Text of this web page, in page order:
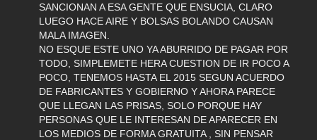
SANCIONAN A ESA GENTE QUE ENSUCIA, CLARO
LUEGO HACE AIRE Y BOLSAS BOLANDO CAUSAN
MALA IMAGEN.
NO ESQUE ESTE UNO YA ABURRIDO DE PAGAR POR
TODO, SIMPLEMETE HERA CUESTION DE IR POCO A
POCO, TENEMOS HASTA EL 2015 SEGUN ACUERDO
DE FABRICANTES Y GOBIERNO Y AHORA PARECE
QUE LLEGAN LAS PRISAS, SOLO PORQUE HAY
PERSONAS QUE LE INTERESAN DE APARECER EN
LOS MEDIOS DE FORMA GRATUITA , SIN PENSAR